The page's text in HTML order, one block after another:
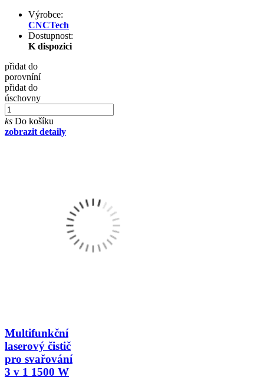
Výrobce:
CNCTech
Dostupnost:
K dispozici
přidat do
porovníní
přidat do
úschovny
ks Do košíku
zobrazit detaily
Multifunkční
laserový čistič
pro svařování
3 v 1 1500 W